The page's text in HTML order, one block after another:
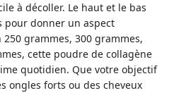
à décoller. Le haut et le bas
pour donner un aspect
grammes, 300 grammes,
cette poudre de collagène
quotidien. Que votre objectif
ongles forts ou des cheveux